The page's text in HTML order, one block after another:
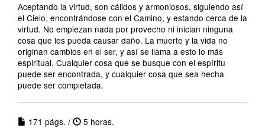
Aceptando la virtud, son cálidos y armoniosos, siguiendo así
el Cielo, encontrándose con el Camino, y estando cerca de la
virtud. No empiezan nada por provecho ni inician ninguna
cosa que les pueda causar daño. La muerte y la vida no
originan cambios en el ser, y así se llama a esto lo más
espiritual. Cualquier cosa que se busque con el espíritu
puede ser encontrada, y cualquier cosa que sea hecha
puede ser completada.
171 págs. /
5 horas.